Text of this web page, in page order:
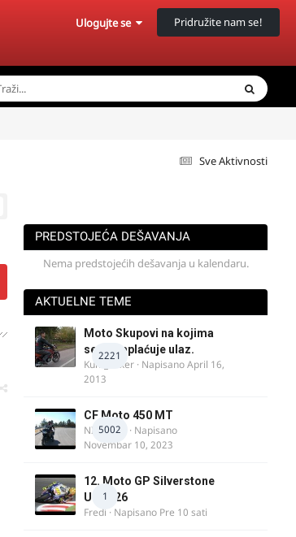
Ulogujte se Pridružite nam se!
Sve Aktivnosti
PREDSTOJEĆA DEŠAVANJA
Nema predstojećih dešavanja u kalendaru.
AKTUELNE TEME
2221
Moto Skupovi na kojima
se ne naplaćuje ulaz.
Kum_Mixer · NapisanoApril 16,
2013
5002
CF Moto 450 MT
NIKOLA 1
· Napisano
Novembar 10, 2023
1
12. Moto GP Silverstone
UK 2026
Fredi · Napisano Pre 10 sati